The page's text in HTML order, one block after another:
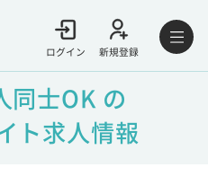
ログイン 新規登録
同士OK の
ト求人情報